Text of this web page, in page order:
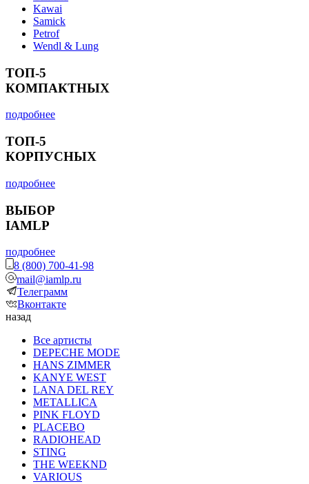
Kawai
Samick
Petrof
Wendl & Lung
ТОП-5
КОМПАКТНЫХ
подробнее
ТОП-5
КОРПУСНЫХ
подробнее
ВЫБОР
IAMLP
подробнее
8 (800) 700-41-98
mail@iamlp.ru
Телеграмм
Вконтакте
назад
Все артисты
DEPECHE MODE
HANS ZIMMER
KANYE WEST
LANA DEL REY
METALLICA
PINK FLOYD
PLACEBO
RADIOHEAD
STING
THE WEEKND
VARIOUS